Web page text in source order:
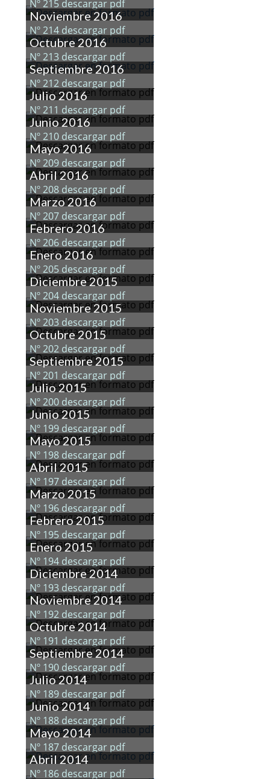
Nº 215 descargar pdf
Noviembre 2016
Nº 214 descargar pdf
Octubre 2016
Nº 213 descargar pdf
Septiembre 2016
Nº 212 descargar pdf
Julio 2016
Nº 211 descargar pdf
Junio 2016
Nº 210 descargar pdf
Mayo 2016
Nº 209 descargar pdf
Abril 2016
Nº 208 descargar pdf
Marzo 2016
Nº 207 descargar pdf
Febrero 2016
Nº 206 descargar pdf
Enero 2016
Nº 205 descargar pdf
Diciembre 2015
Nº 204 descargar pdf
Noviembre 2015
Nº 203 descargar pdf
Octubre 2015
Nº 202 descargar pdf
Septiembre 2015
Nº 201 descargar pdf
Julio 2015
Nº 200 descargar pdf
Junio 2015
Nº 199 descargar pdf
Mayo 2015
Nº 198 descargar pdf
Abril 2015
Nº 197 descargar pdf
Marzo 2015
Nº 196 descargar pdf
Febrero 2015
Nº 195 descargar pdf
Enero 2015
Nº 194 descargar pdf
Diciembre 2014
Nº 193 descargar pdf
Noviembre 2014
Nº 192 descargar pdf
Octubre 2014
Nº 191 descargar pdf
Septiembre 2014
Nº 190 descargar pdf
Julio 2014
Nº 189 descargar pdf
Junio 2014
Nº 188 descargar pdf
Mayo 2014
Nº 187 descargar pdf
Abril 2014
Nº 186 descargar pdf